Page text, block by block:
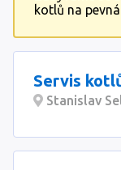
kotlů na
čímkoliv
Servis
Stanislav